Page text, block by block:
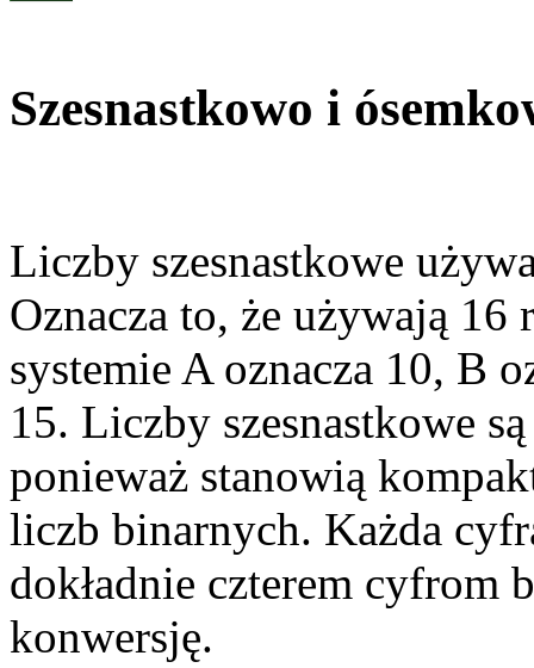
Szesnastkowo i
Liczby szesnastkowe
Oznacza to, że używają
systemie A oznacza 10, B
15. Liczby szesnastkowe
ponieważ stanowią
liczb binarnych. Każda
dokładnie czterem cyfrom
konwersję.